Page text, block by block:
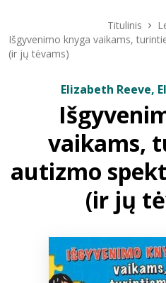
Leidiniai
ELVIS atvyksta
Bibliotekoms
Titulinis
Išgyvenimo knyga vaikams,
(ir jų tėvams)
Elizabeth Reeve,
vaikams,
autizmo
(ir jų